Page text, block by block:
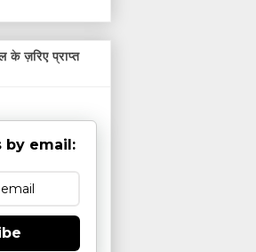
के ज़रिए प्राप्त
by email: